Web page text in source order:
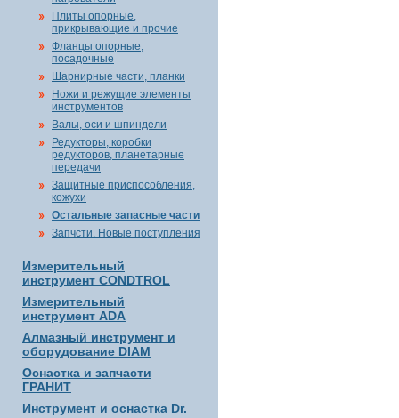
Плиты опорные,
прикрывающие и прочие
Фланцы опорные,
посадочные
Шарнирные части, планки
Ножи и режущие элементы
инструментов
Валы, оси и шпиндели
Редукторы, коробки
редукторов, планетарные
передачи
Защитные приспособления,
кожухи
Остальные запасные части
Запчсти. Новые поступления
Измерительный
инструмент CONDTROL
Измерительный
инструмент ADA
Алмазный инструмент и
оборудование DIAM
Оснастка и запчасти
ГРАНИТ
Инструмент и оснастка Dr.